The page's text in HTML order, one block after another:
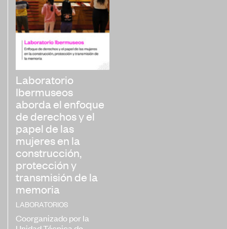
Museos
Educación
Patrimonio
Formación y Capacitación
Sostenibilidad
Registro de Museos Iberoamericanos
Sistema de recolección de datos de
público de museos
Panorama de los museos en
Iberoamérica
Banco de Buenas Prácticas
Laboratorio
Ibermuseos
aborda el enfoque
de derechos y el
papel de las
mujeres en la
construcción,
protección y
transmisión de la
memoria
LABORATORIOS
Coorganizado por la